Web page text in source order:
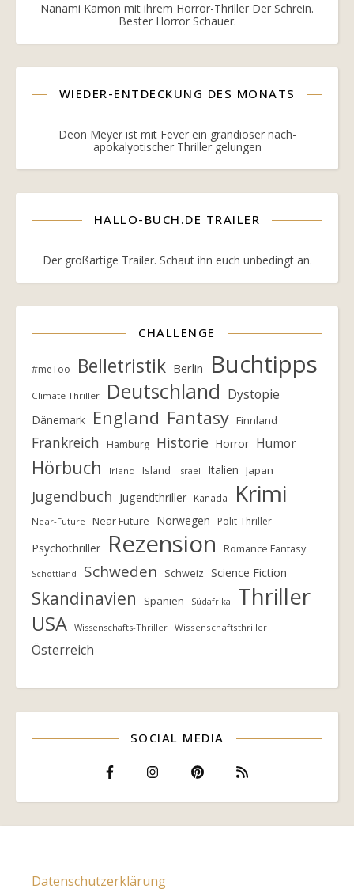
Nanami Kamon mit ihrem Horror-Thriller Der Schrein.
Bester Horror Schauer.
WIEDER-ENTDECKUNG DES MONATS
Deon Meyer ist mit Fever ein grandioser nach-
apokalyotischer Thriller gelungen
HALLO-BUCH.DE TRAILER
Der großartige Trailer. Schaut ihn euch unbedingt an.
CHALLENGE
#meToo Belletristik Berlin Buchtipps
Climate Thriller Deutschland Dystopie
Dänemark England Fantasy Finnland
Frankreich Hamburg Historie Horror Humor
Hörbuch Irland Island Israel Italien Japan
Jugendbuch Jugendthriller Kanada Krimi
Near-Future Near Future Norwegen Polit-Thriller
Psychothriller Rezension Romance Fantasy
Schottland Schweden Schweiz Science Fiction
Skandinavien Spanien Südafrika Thriller
USA Wissenschafts-Thriller Wissenschaftsthriller
Österreich
SOCIAL MEDIA
Datenschutzerklärung